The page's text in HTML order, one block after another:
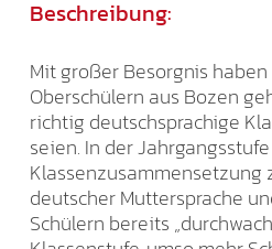
Beschreibung:
Mit großer Besorgnis
Oberschülern aus Bozen
richtig deutschsprachige
seien. In der
Klassenzusammensetzung
deutscher Muttersprache
Schülern bereits